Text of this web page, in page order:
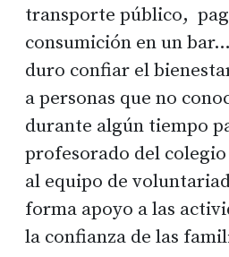
transporte público,
consumición en un
duro confiar el
a personas que no
durante algún tiempo
profesorado del colegio
al equipo de
forma apoyo a las
la confianza de las